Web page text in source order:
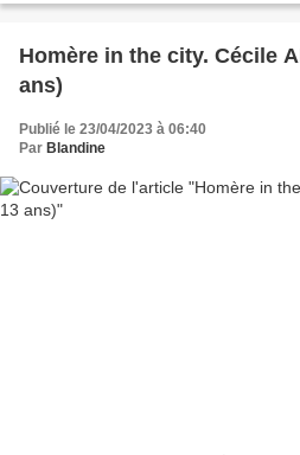
Homère in the city. Cécile
ans)
Publié le 23/04/2023 à 06:40
Par Blandine